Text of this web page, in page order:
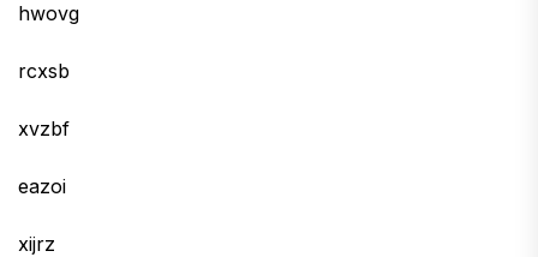
hwovg
rcxsb
xvzbf
eazoi
xijrz